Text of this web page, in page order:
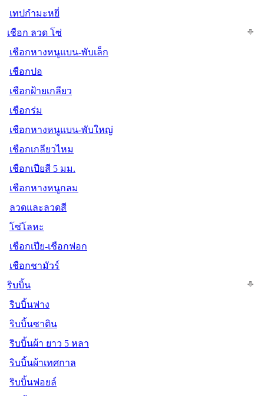
เทปกำมะหยี่
เชือก ลวด โซ่
เชือกหางหนูแบน-พับเล็ก
เชือกปอ
เชือกฝ้ายเกลียว
เชือกร่ม
เชือกหางหนูแบน-พับใหญ่
เชือกเกลียวไหม
เชือกเปียสี 5 มม.
เชือกหางหนูกลม
ลวดและลวดสี
โซ่โลหะ
เชือกเปีย-เชือกฟอก
เชือกชามัวร์
ริบบิ้น
ริบบิ้นฟาง
ริบบิ้นซาติน
ริบบิ้นผ้า ยาว 5 หลา
ริบบิ้นผ้าเทศกาล
ริบบิ้นฟอยล์